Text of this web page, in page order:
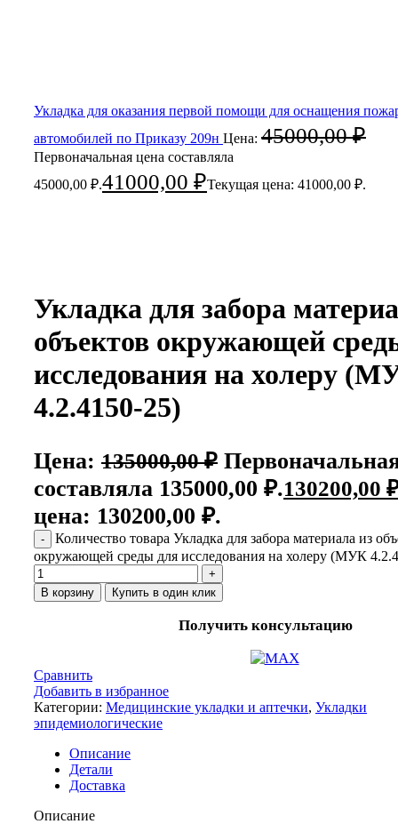
Укладка для оказания первой помощи для оснащения
автомобилей по Приказу 209н Цена: 45000,00₽
Первоначальная цена составляла
45000,00 ₽.41000,00 ₽Текущая цена: 41000,00 ₽.
Укладка для забора
объектов окружающей
исследования на холеру
4.2.4150-25)
Цена: 135000,00₽
составляла 135000,00 ₽.130200,00
цена: 130200,00 ₽.
Количество товара Укладка для забора материала из
окружающей среды для исследования на холеру (МУК
В корзину Купить в один клик
Получить консультацию
Сравнить
Добавить в избранное
Категории: Медицинские укладки и аптечки, Укладки
эпидемиологические
Описание
Детали
Доставка
Описание